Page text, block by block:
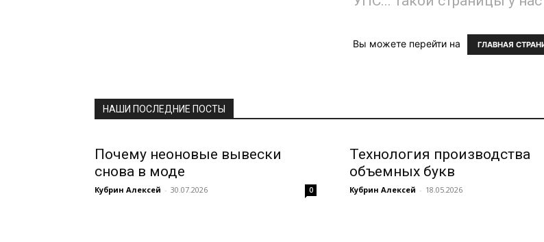
Вы можете перейти на ГЛАВНАЯ
НАШИ ПОСЛЕДНИЕ ПОСТЫ
Почему неоновые вывески
снова в моде
Кубрин Алексей - 30.07.2026 0
Технология производства
объемных букв
Кубрин Алексей - 18.05.2026